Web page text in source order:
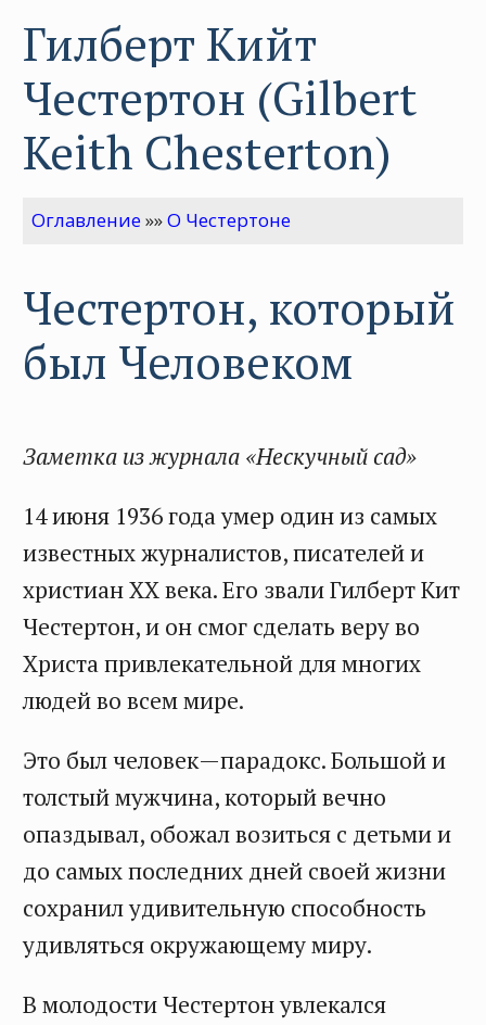
Гилберт Кийт
Честертон (Gilbert
Keith Chesterton)
Оглавление»»О Честертоне
Честертон, который
был Человеком
Заметка из журнала «Нескучный сад»
14 июня 1936 года умер один из самых
известных журналистов, писателей и
христиан ХХ века. Его звали Гилберт Кит
Честертон, и он смог сделать веру во
Христа привлекательной для многих
людей во всем мире.
Это был человек—парадокс. Большой и
толстый мужчина, который вечно
опаздывал, обожал возиться с детьми и
до самых последних дней своей жизни
сохранил удивительную способность
удивляться окружающему миру.
В молодости Честертон увлекался